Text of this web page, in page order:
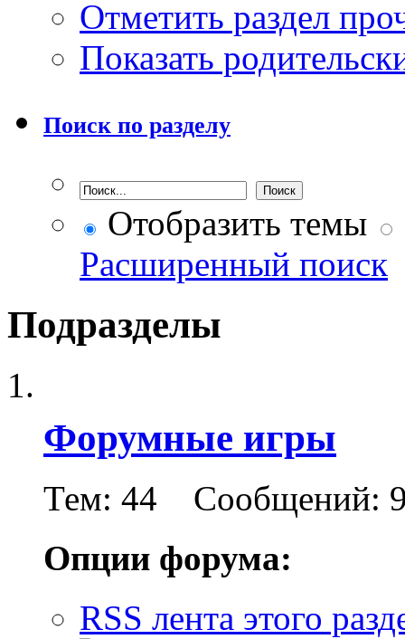
Отметить раздел
Показать
Поиск по разделу
Отобразить темы
Расширенный поиск
Подразделы
Форумные игры
Тем: 44 Сообщений:
Опции форума:
RSS лента этого